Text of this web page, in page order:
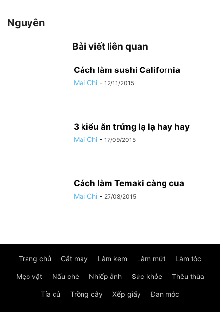
Nguyên
Bài viết liên quan
Cách làm sushi California
Mai Chi - 12/11/2015
3 kiểu ăn trứng lạ lạ hay hay
Mai Chi - 17/09/2015
Cách làm Temaki càng cua
Mai Chi - 27/08/2015
Trang chủ Cắt may Làm kem Làm mứt Làm tóc
Mẹo vặt Nấu chè Nhiếp ảnh Sức khỏe Thêu thùa
Tỉa củ Trồng cây Xếp giấy Đan móc